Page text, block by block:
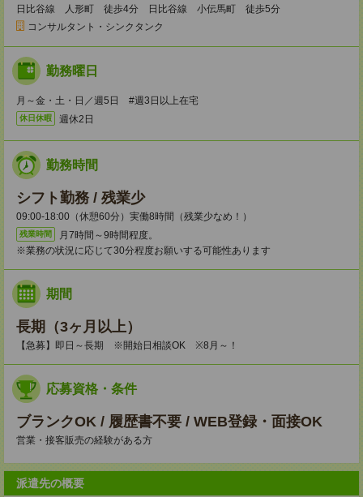
日比谷線 人形町 徒歩4分 日比谷線 小伝馬町 徒歩5分
コンサルタント・シンクタンク
勤務曜日
月～金・土・日／週5日 #週3日以上在宅
休日休暇 週休2日
勤務時間
シフト勤務 / 残業少
09:00-18:00（休憩60分）実働8時間（残業少なめ！）
残業時間
月7時間～9時間程度。
※業務の状況に応じて30分程度お願いする可能性あります
期間
長期（3ヶ月以上）
【急募】即日～長期 ※開始日相談OK ※8月～！
応募資格・条件
ブランクOK / 履歴書不要 / WEB登録・面接OK
営業・接客販売の経験がある方
派遣先の概要